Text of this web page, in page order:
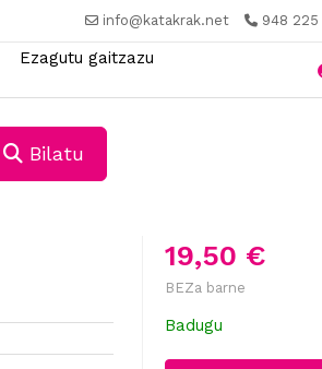
info@katakrak.net 948 225
Ezagutu gaitzazu
Bilatu
19,50 €
BEZa barne
Badugu